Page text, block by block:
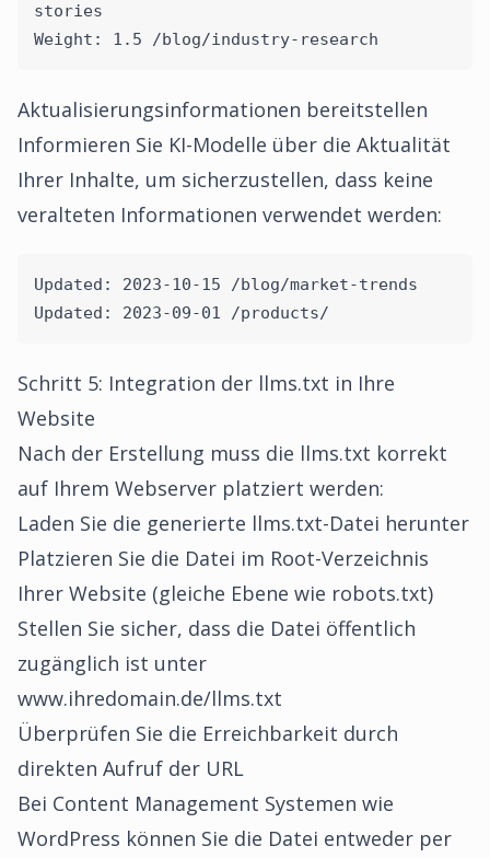
stories
Weight: 1.5 /blog/industry-research
Aktualisierungsinformationen bereitstellen
Informieren Sie KI-Modelle über die Aktualität
Ihrer Inhalte, um sicherzustellen, dass keine
veralteten Informationen verwendet werden:
Updated: 2023-10-15 /blog/market-trends
Updated: 2023-09-01 /products/
Schritt 5: Integration der llms.txt in Ihre
Website
Nach der Erstellung muss die llms.txt korrekt
auf Ihrem Webserver platziert werden:
Laden Sie die generierte llms.txt-Datei herunter
Platzieren Sie die Datei im Root-Verzeichnis
Ihrer Website (gleiche Ebene wie robots.txt)
Stellen Sie sicher, dass die Datei öffentlich
zugänglich ist unter
www.ihredomain.de/llms.txt
Überprüfen Sie die Erreichbarkeit durch
direkten Aufruf der URL
Bei Content Management Systemen wie
WordPress können Sie die Datei entweder per